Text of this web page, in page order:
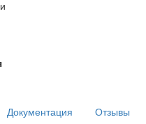
Документация
Отзывы